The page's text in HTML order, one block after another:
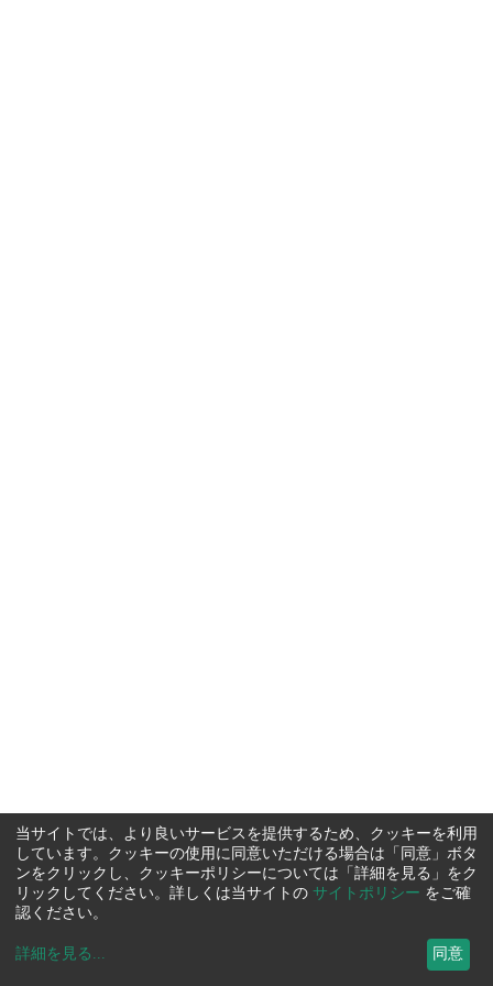
当サイトでは、より良いサービスを提供するため、クッキーを利用
しています。クッキーの使用に同意いただける場合は「同意」ボタ
ンをクリックし、クッキーポリシーについては「詳細を見る」をク
リックしてください。詳しくは当サイトの サイトポリシー をご確
認ください。
詳細を見る ... 同意